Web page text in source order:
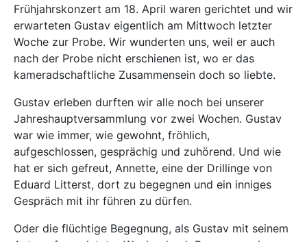
Frühjahrskonzert am 18. April waren gerichtet und wir
erwarteten Gustav eigentlich am Mittwoch letzter
Woche zur Probe. Wir wunderten uns, weil er auch
nach der Probe nicht erschienen ist, wo er das
kameradschaftliche Zusammensein doch so liebte.
Gustav erleben durften wir alle noch bei unserer
Jahreshauptversammlung vor zwei Wochen. Gustav
war wie immer, wie gewohnt, fröhlich,
aufgeschlossen, gesprächig und zuhörend. Und wie
hat er sich gefreut, Annette, eine der Drillinge von
Eduard Litterst, dort zu begegnen und ein inniges
Gespräch mit ihr führen zu dürfen.
Oder die flüchtige Begegnung, als Gustav mit seinem